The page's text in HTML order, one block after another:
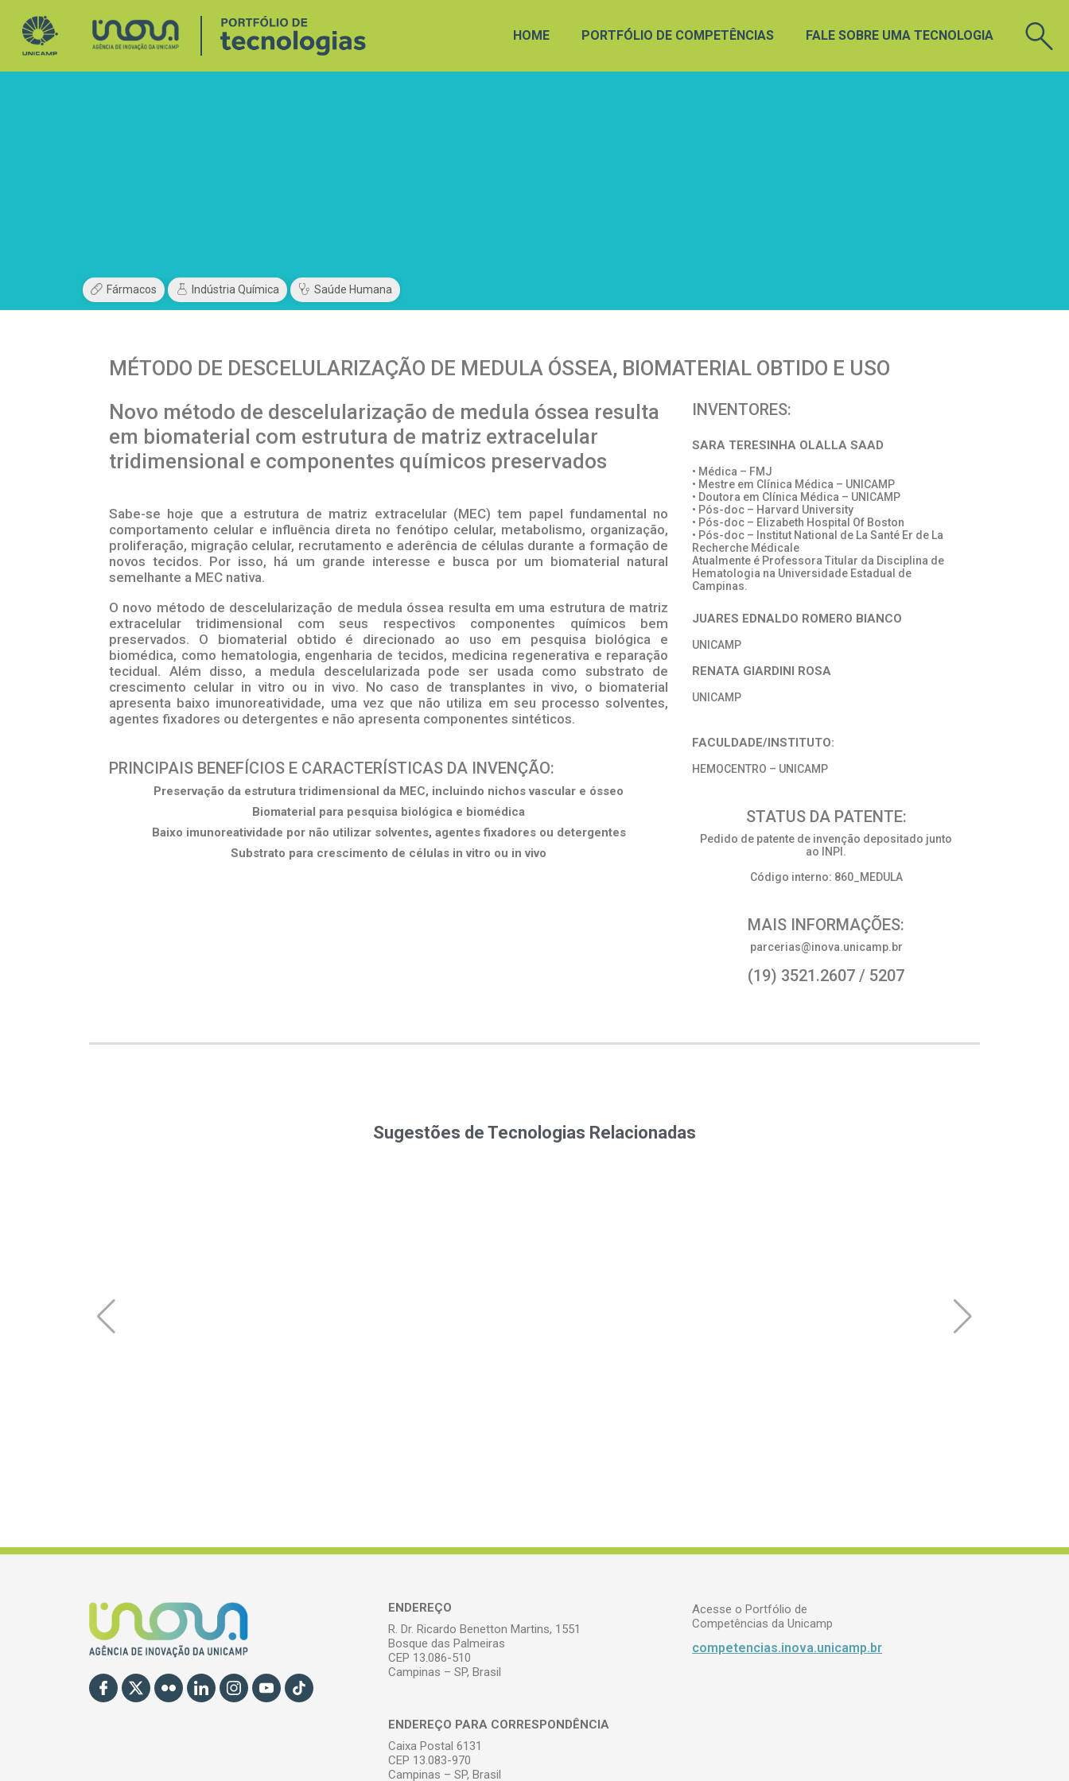
HOME PORTFÓLIO DE COMPETÊNCIAS FALE SOBRE UMA TECNOLOGIA
Fármacos Indústria Química Saúde Humana
MÉTODO DE DESCELULARIZAÇÃO DE MEDULA ÓSSEA, BIOMATERIAL OBTIDO E USO
Novo método de descelularização de medula óssea resulta
em biomaterial com estrutura de matriz extracelular
tridimensional e componentes químicos preservados
Sabe-se hoje que a estrutura de matriz extracelular (MEC) tem papel fundamental no
comportamento celular e influência direta no fenótipo celular, metabolismo, organização,
proliferação, migração celular, recrutamento e aderência de células durante a formação de
novos tecidos. Por isso, há um grande interesse e busca por um biomaterial natural
semelhante a MEC nativa.
O novo método de descelularização de medula óssea resulta em uma estrutura de matriz
extracelular tridimensional com seus respectivos componentes químicos bem
preservados. O biomaterial obtido é direcionado ao uso em pesquisa biológica e
biomédica, como hematologia, engenharia de tecidos, medicina regenerativa e reparação
tecidual. Além disso, a medula descelularizada pode ser usada como substrato de
crescimento celular in vitro ou in vivo. No caso de transplantes in vivo, o biomaterial
apresenta baixo imunoreatividade, uma vez que não utiliza em seu processo solventes,
agentes fixadores ou detergentes e não apresenta componentes sintéticos.
PRINCIPAIS BENEFÍCIOS E CARACTERÍSTICAS DA INVENÇÃO:
Preservação da estrutura tridimensional da MEC, incluindo nichos vascular e ósseo
Biomaterial para pesquisa biológica e biomédica
Baixo imunoreatividade por não utilizar solventes, agentes fixadores ou detergentes
Substrato para crescimento de células in vitro ou in vivo
INVENTORES:
SARA TERESINHA OLALLA SAAD
• Médica – FMJ
• Mestre em Clínica Médica – UNICAMP
• Doutora em Clínica Médica – UNICAMP
• Pós-doc – Harvard University
• Pós-doc – Elizabeth Hospital Of Boston
• Pós-doc – Institut National de La Santé Er de La
Recherche Médicale
Atualmente é Professora Titular da Disciplina de
Hematologia na Universidade Estadual de
Campinas.
JUARES EDNALDO ROMERO BIANCO
UNICAMP
RENATA GIARDINI ROSA
UNICAMP
FACULDADE/INSTITUTO:
HEMOCENTRO – UNICAMP
STATUS DA PATENTE:
Pedido de patente de invenção depositado junto
ao INPI.
Código interno: 860_MEDULA
MAIS INFORMAÇÕES:
parcerias@inova.unicamp.br
(19) 3521.2607 / 5207
Sugestões de Tecnologias Relacionadas
ENDEREÇO
R. Dr. Ricardo Benetton Martins, 1551
Bosque das Palmeiras
CEP 13.086-510
Campinas – SP, Brasil
ENDEREÇO PARA CORRESPONDÊNCIA
Caixa Postal 6131
CEP 13.083-970
Campinas – SP, Brasil
Acesse o Portfólio de
Competências da Unicamp
competencias.inova.unicamp.br